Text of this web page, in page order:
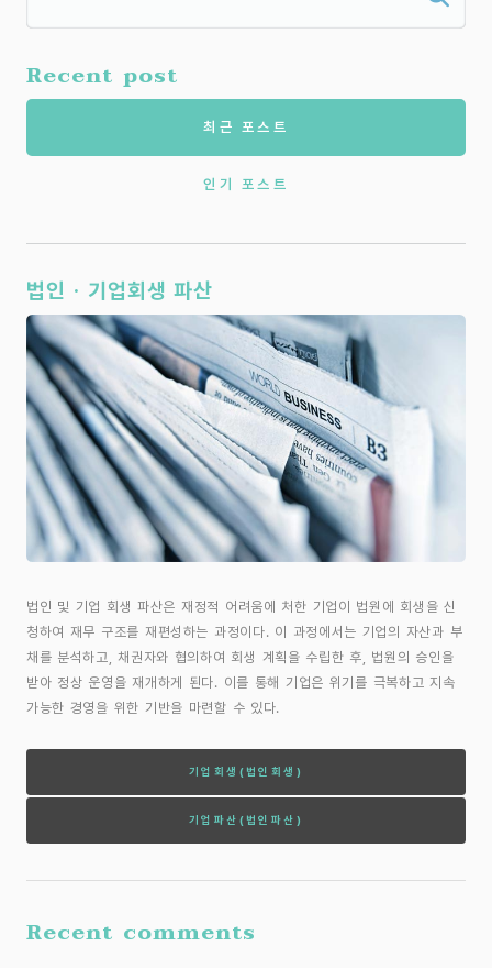
Recent post
최근 포스트
인기 포스트
법인 · 기업회생 파산
법인 및 기업 회생 파산은 재정적 어려움에 처한 기업이 법원에 회생을 신
청하여 재무 구조를 재편성하는 과정이다. 이 과정에서는 기업의 자산과 부
채를 분석하고, 채권자와 협의하여 회생 계획을 수립한 후, 법원의 승인을
받아 정상 운영을 재개하게 된다. 이를 통해 기업은 위기를 극복하고 지속
가능한 경영을 위한 기반을 마련할 수 있다.
기업회생(법인회생)
기업파산(법인파산)
Recent comments